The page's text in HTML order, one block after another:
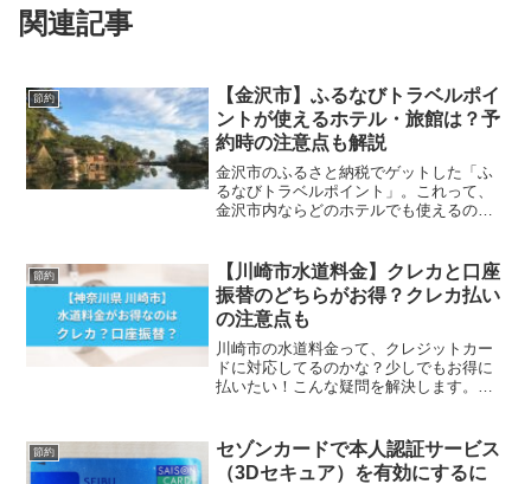
関連記事
節約
【金沢市】ふるなびトラベルポイ
ントが使えるホテル・旅館は？予
約時の注意点も解説
金沢市のふるさと納税でゲットした「ふ
るなびトラベルポイント」。これって、
金沢市内ならどのホテルでも使えるのか
節約
【川崎市水道料金】クレカと口座
振替のどちらがお得？クレカ払い
の注意点も
川崎市の水道料金って、クレジットカー
ドに対応してるのかな？少しでもお得に
払いたい！こんな疑問を解決します。電
節約
セゾンカードで本人認証サービス
（3Dセキュア）を有効にするに